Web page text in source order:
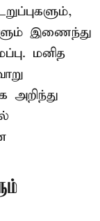
இணைந்து
மனித
அறிந்து